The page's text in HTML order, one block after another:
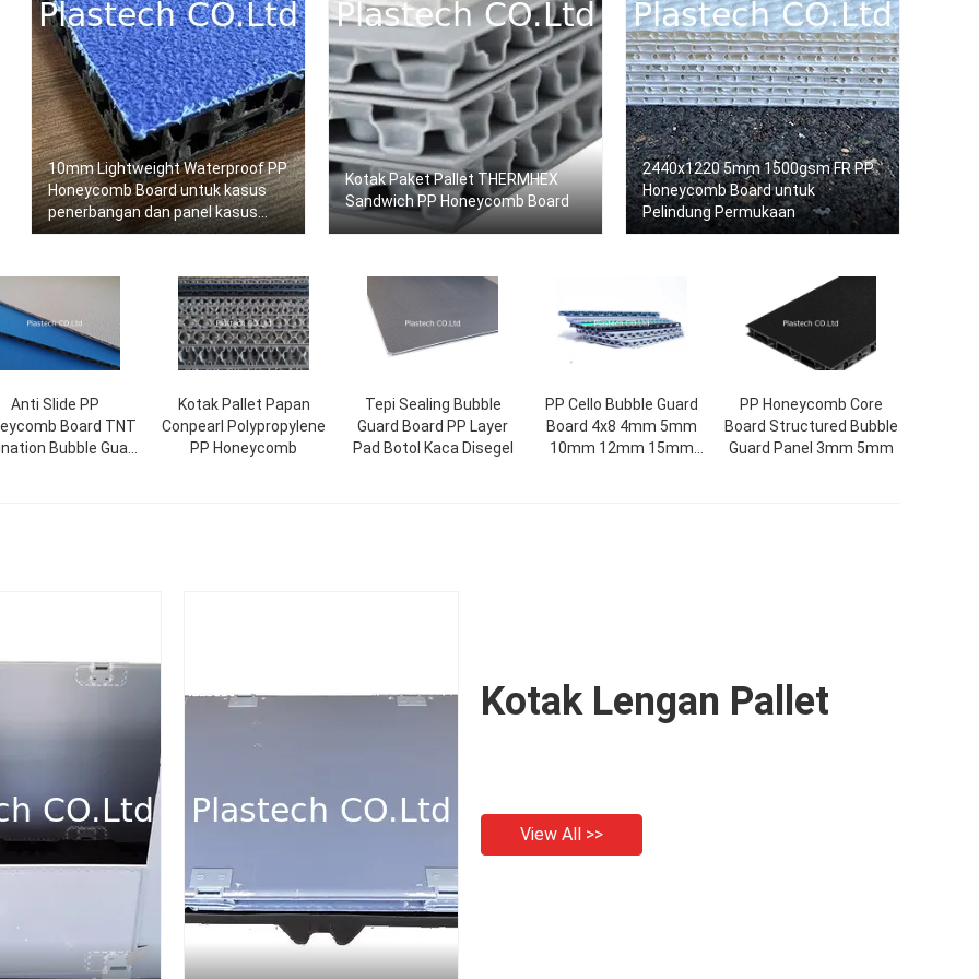
10mm Lightweight Waterproof PP
Honeycomb Board untuk kasus
penerbangan dan panel kasus
jalan
Kotak Paket Pallet THERMHEX
Sandwich PP Honeycomb Board
2440x1220 5mm 1500gsm FR PP
Honeycomb Board untuk
Pelindung Permukaan
Anti Slide PP
Board TNT
Bubble Guard
Kotak Pallet Papan
Conpearl Polypropylene
PP Honeycomb
Tepi Sealing Bubble
Guard Board PP Layer
Pad Botol Kaca Disegel
PP Cello Bubble Guard
Board 4x8 4mm 5mm
10mm 12mm 15mm
PP Honeycomb Core
Board Structured Bubble
Guard Panel 3mm 5mm
Kotak Lengan Pallet
View All >>